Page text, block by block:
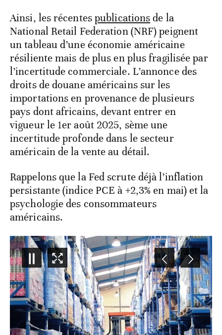
Ainsi, les récentespublicationsde la
National Retail Federation (NRF) peignent
un tableau d’une économie américaine
résiliente mais de plus en plus fragilisée par
l’incertitude commerciale. L’annonce des
droits de douane américains sur les
importations en provenance de plusieurs
pays dont africains, devant entrer en
vigueur le 1er août 2025, sème une
incertitude profonde dans le secteur
américain de la vente au détail.
Rappelons que la Fed scrute déjà l’inflation
persistante (indice PCE à +2,3% en mai) et la
psychologie des consommateurs
américains.